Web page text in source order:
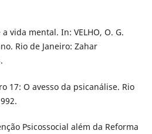
vida mental. In: VELHO, O. G.
Rio de Janeiro: Zahar
17: O avesso da psicanálise. Rio
Psicossocial além da Reforma